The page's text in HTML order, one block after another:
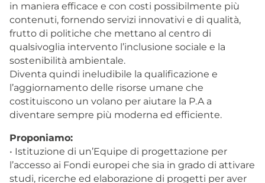
in maniera efficace e con costi possibilmente più
contenuti, fornendo servizi innovativi e di qualità,
frutto di politiche che mettano al centro di
qualsivoglia intervento l’inclusione sociale e la
sostenibilità ambientale.
Diventa quindi ineludibile la qualificazione e
l’aggiornamento delle risorse umane che
costituiscono un volano per aiutare la P.A a
diventare sempre più moderna ed efficiente.
Proponiamo:
• Istituzione di un’Equipe di progettazione per
l’accesso ai Fondi europei che sia in grado di attivare
studi, ricerche ed elaborazione di progetti per aver